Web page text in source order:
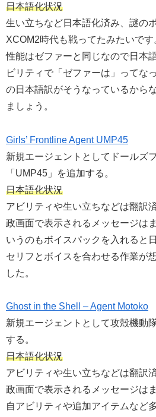
日本語化状況
生い立ちなど日本語化済み、謎の
XCOM2時代も戦ってたみたいです
性能はゼファーと同じなので日本
ビリティで「ゼファーは」ってな
の日本語訳がそうなっているから
ましょう。
Girls’ Frontline Agent UMP45
新規エージェントとしてドールズ
「UMP45」を追加する。
日本語化状況
アビリティや生い立ちなどは翻訳
政画面で表示されるメッセージは
いうのもボイスパックを入れると
セリフとボイスを合わせる作業が
した。
Ghost in the Shell – Agent Motoko
新規エージェントとして攻殻機動
する。
日本語化状況
アビリティや生い立ちなどは翻訳
政画面で表示されるメッセージは
自アビリティや追加アイテムなど